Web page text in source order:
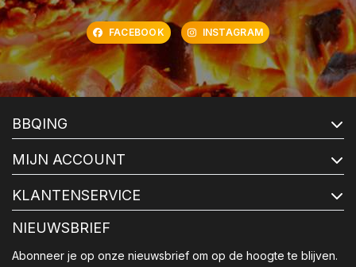
FACEBOOK INSTAGRAM
BBQING
MIJN ACCOUNT
KLANTENSERVICE
NIEUWSBRIEF
Abonneer je op onze nieuwsbrief om op de hoogte te blijven.